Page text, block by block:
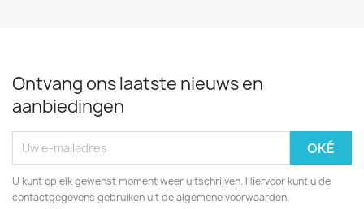
Ontvang ons laatste nieuws en
aanbiedingen
U kunt op elk gewenst moment weer uitschrijven. Hiervoor kunt u de
contactgegevens gebruiken uit de algemene voorwaarden.